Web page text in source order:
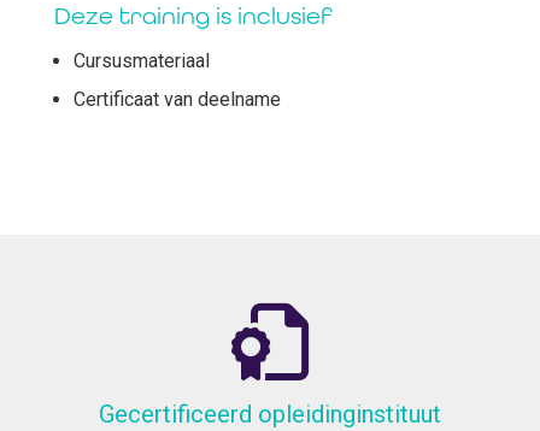
Deze training is inclusief
Cursusmateriaal
Certificaat van deelname
Gecertificeerd opleidinginstituut